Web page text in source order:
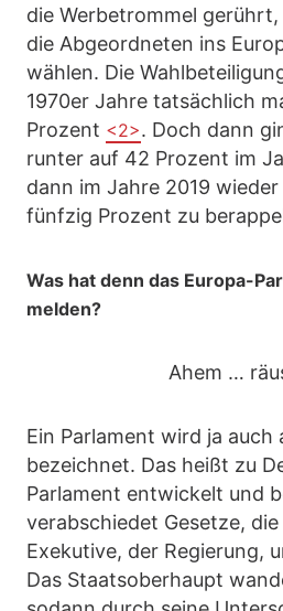
die Werbetrommel
die Abgeordneten ins
wählen. Die
1970er Jahre tatsächlich
Prozent <2>. Doch dann
runter auf 42 Prozent im
dann im Jahre 2019
fünfzig Prozent zu
Was hat denn das Europa-
melden?
Ahem …
Ein Parlament wird ja auch
bezeichnet. Das heißt zu
Parlament entwickelt und
verabschiedet Gesetze,
Exekutive, der Regierung,
Das Staatsoberhaupt